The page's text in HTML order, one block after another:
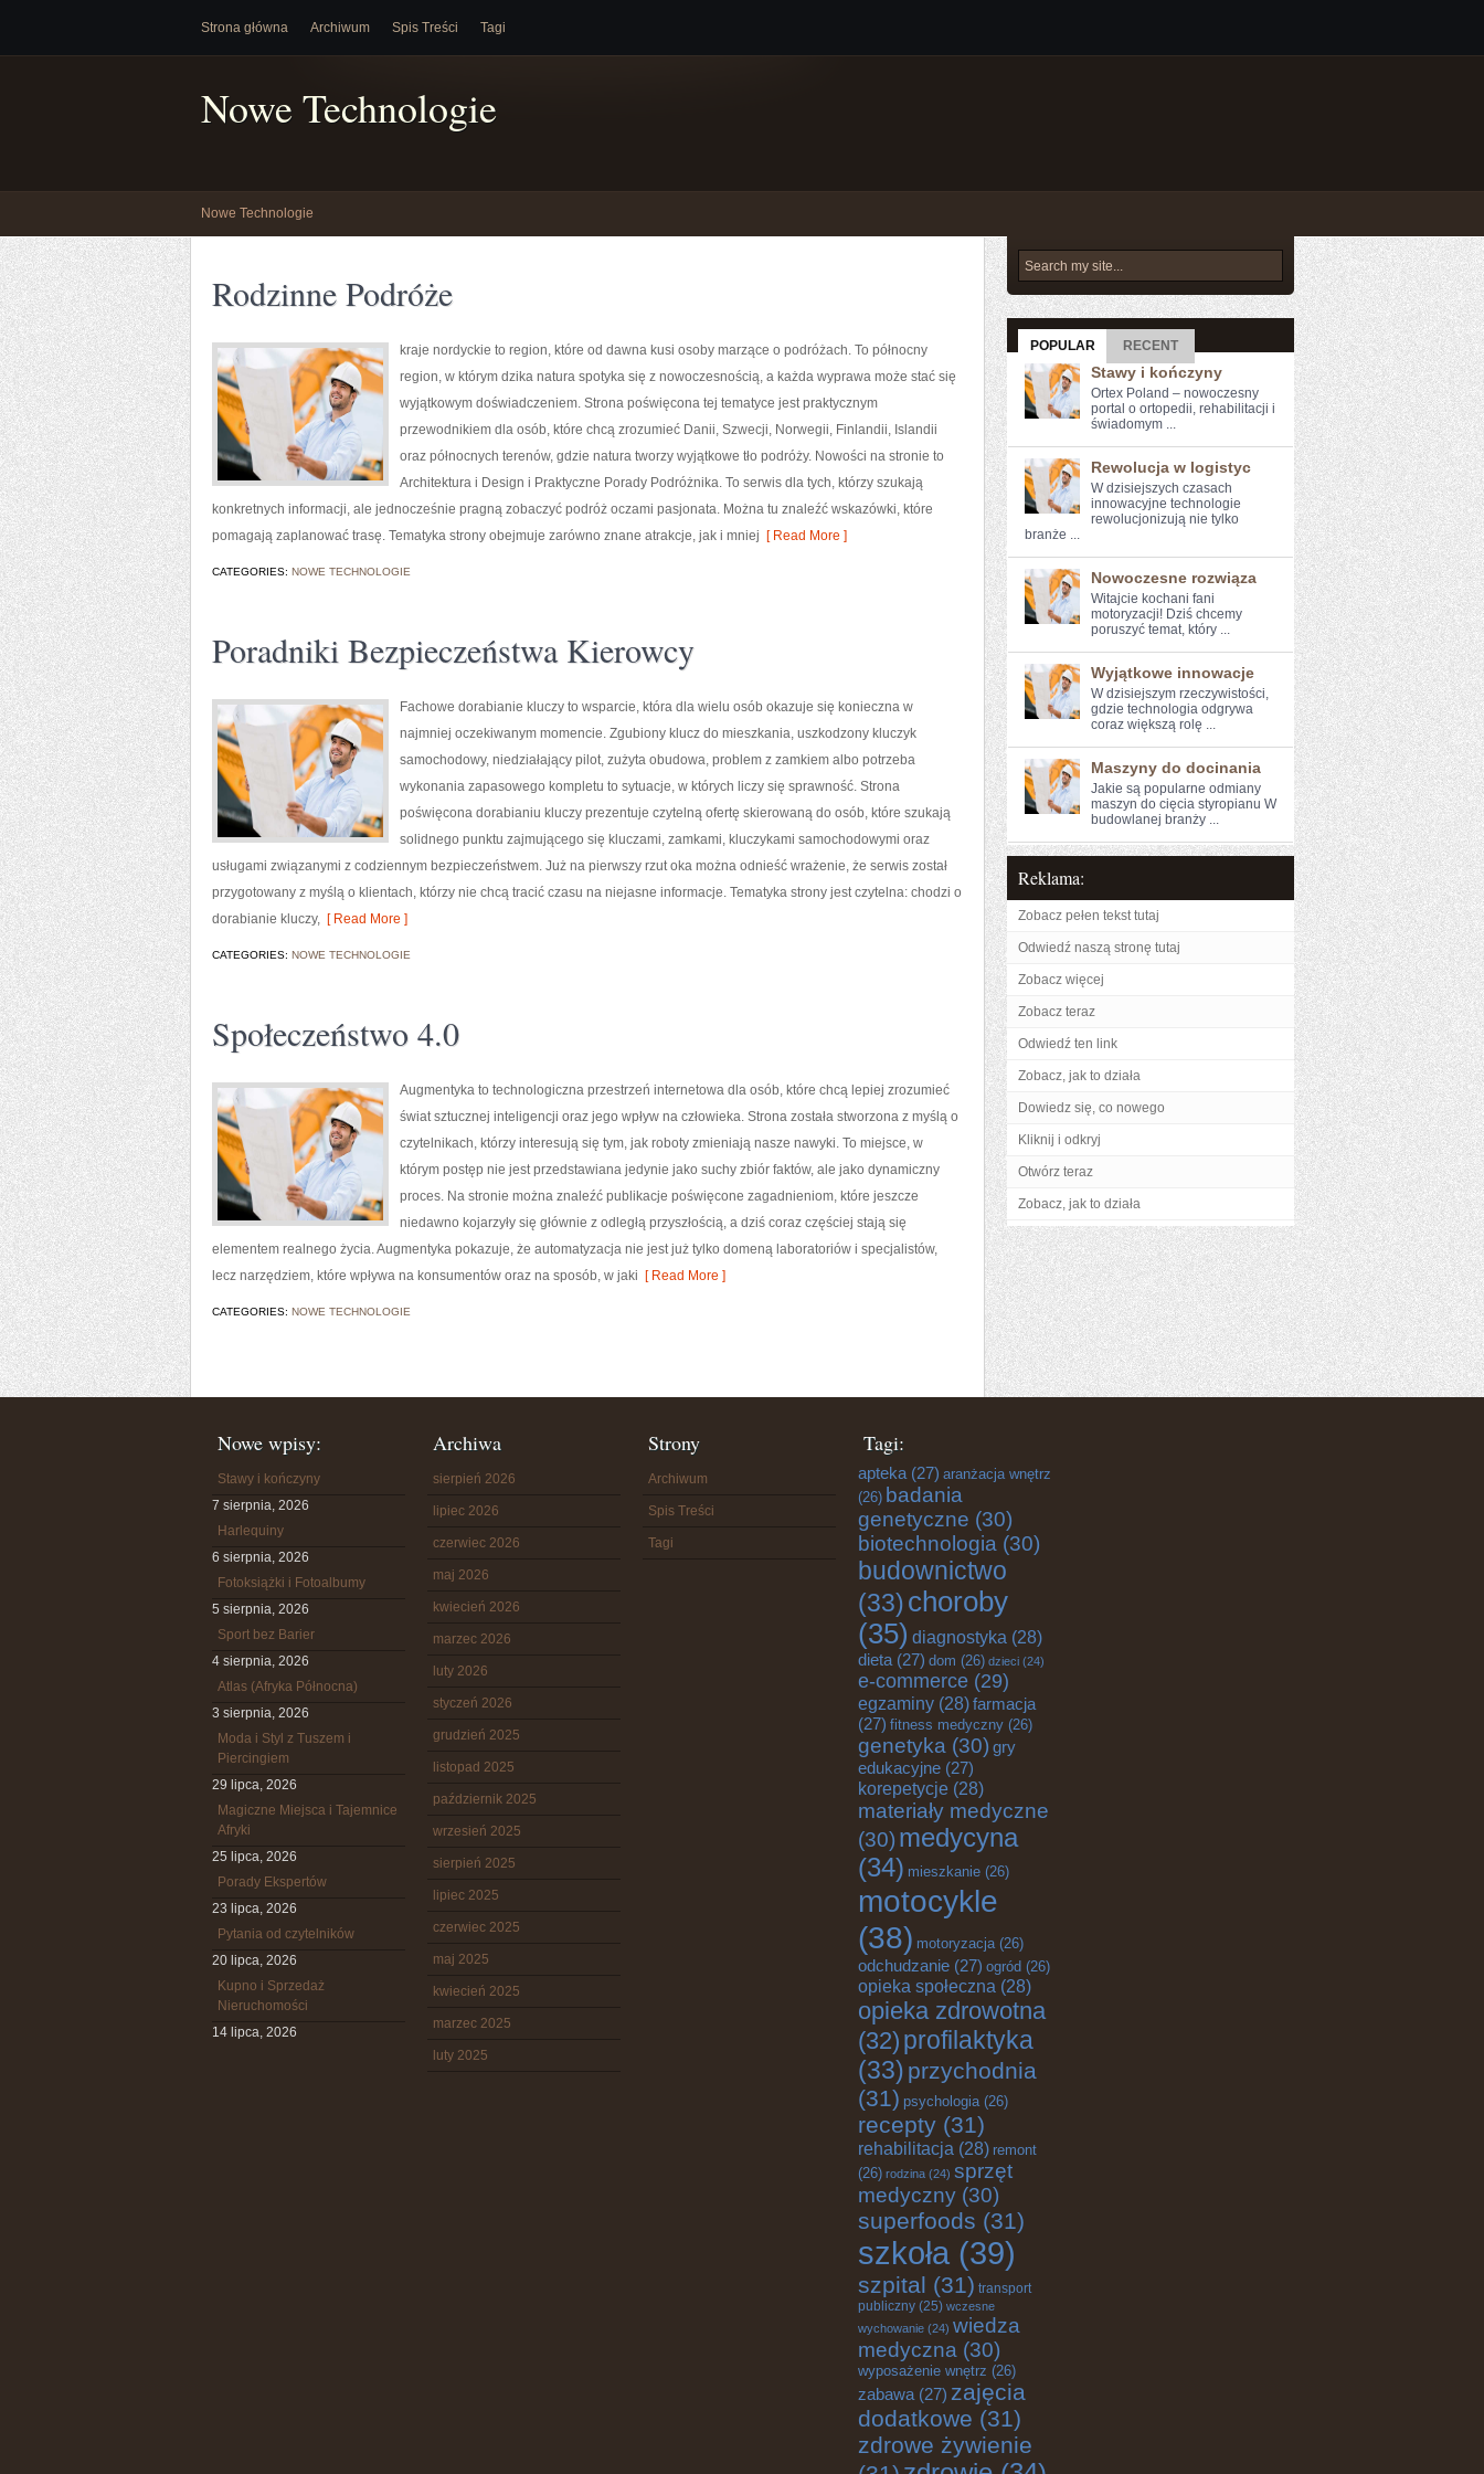
Strona główna Archiwum Spis Treści Tagi
Nowe Technologie
Nowe Technologie
Rodzinne Podróże
kraje nordyckie to region, które od dawna kusi osoby marzące o podróżach. To północny
region, w którym dzika natura spotyka się z nowoczesnością, a każda wyprawa może stać się
wyjątkowym doświadczeniem. Strona poświęcona tej tematyce jest praktycznym
przewodnikiem dla osób, które chcą zrozumieć Danii, Szwecji, Norwegii, Finlandii, Islandii
oraz północnych terenów, gdzie natura tworzy wyjątkowe tło podróży. Nowości na stronie to
Architektura i Design i Praktyczne Porady Podróżnika. To serwis dla tych, którzy szukają
konkretnych informacji, ale jednocześnie pragną zobaczyć podróż oczami pasjonata. Można tu znaleźć wskazówki, które
pomagają zaplanować trasę. Tematyka strony obejmuje zarówno znane atrakcje, jak i mniej [ Read More ]
CATEGORIES: NOWE TECHNOLOGIE
Poradniki Bezpieczeństwa Kierowcy
Fachowe dorabianie kluczy to wsparcie, która dla wielu osób okazuje się konieczna w
najmniej oczekiwanym momencie. Zgubiony klucz do mieszkania, uszkodzony kluczyk
samochodowy, niedziałający pilot, zużyta obudowa, problem z zamkiem albo potrzeba
wykonania zapasowego kompletu to sytuacje, w których liczy się sprawność. Strona
poświęcona dorabianiu kluczy prezentuje czytelną ofertę skierowaną do osób, które szukają
solidnego punktu zajmującego się kluczami, zamkami, kluczykami samochodowymi oraz
usługami związanymi z codziennym bezpieczeństwem. Już na pierwszy rzut oka można odnieść wrażenie, że serwis został
przygotowany z myślą o klientach, którzy nie chcą tracić czasu na niejasne informacje. Tematyka strony jest czytelna: chodzi o
dorabianie kluczy, [ Read More ]
CATEGORIES: NOWE TECHNOLOGIE
Społeczeństwo 4.0
Augmentyka to technologiczna przestrzeń internetowa dla osób, które chcą lepiej zrozumieć
świat sztucznej inteligencji oraz jego wpływ na człowieka. Strona została stworzona z myślą o
czytelnikach, którzy interesują się tym, jak roboty zmieniają nasze nawyki. To miejsce, w
którym postęp nie jest przedstawiana jedynie jako suchy zbiór faktów, ale jako dynamiczny
proces. Na stronie można znaleźć publikacje poświęcone zagadnieniom, które jeszcze
niedawno kojarzyły się głównie z odległą przyszłością, a dziś coraz częściej stają się
elementem realnego życia. Augmentyka pokazuje, że automatyzacja nie jest już tylko domeną laboratoriów i specjalistów,
lecz narzędziem, które wpływa na konsumentów oraz na sposób, w jaki [ Read More ]
CATEGORIES: NOWE TECHNOLOGIE
POPULAR RECENT
Stawy i kończyny
Ortex Poland – nowoczesny
portal o ortopedii, rehabilitacji i
świadomym ...
Rewolucja w logistyc
W dzisiejszych czasach
innowacyjne technologie⁢
rewolucjonizują ⁢nie tylko‍
branże‌ ...
Nowoczesne rozwiąza
Witajcie kochani fani ​
motoryzacji! ⁢Dziś chcemy
poruszyć temat, który ...
Wyjątkowe innowacje
W dzisiejszym rzeczywistości,⁤
gdzie⁣ technologia odgrywa
coraz większą rolę ...
Maszyny do docinania
Jakie są popularne odmiany
maszyn do cięcia styropianu W
budowlanej branży ...
Reklama:
Zobacz pełen tekst tutaj
Odwiedź naszą stronę tutaj
Zobacz więcej
Zobacz teraz
Odwiedź ten link
Zobacz, jak to działa
Dowiedz się, co nowego
Kliknij i odkryj
Otwórz teraz
Zobacz, jak to działa
Nowe wpisy:
Stawy i kończyny
7 sierpnia, 2026
Harlequiny
6 sierpnia, 2026
Fotoksiążki i Fotoalbumy
5 sierpnia, 2026
Sport bez Barier
4 sierpnia, 2026
Atlas (Afryka Północna)
3 sierpnia, 2026
Moda i Styl z Tuszem i
Piercingiem
29 lipca, 2026
Magiczne Miejsca i Tajemnice
Afryki
25 lipca, 2026
Porady Ekspertów
23 lipca, 2026
Pytania od czytelników
20 lipca, 2026
Kupno i Sprzedaż
Nieruchomości
14 lipca, 2026
Archiwa
sierpień 2026
lipiec 2026
czerwiec 2026
maj 2026
kwiecień 2026
marzec 2026
luty 2026
styczeń 2026
grudzień 2025
listopad 2025
październik 2025
wrzesień 2025
sierpień 2025
lipiec 2025
czerwiec 2025
maj 2025
kwiecień 2025
marzec 2025
luty 2025
Strony
Archiwum
Spis Treści
Tagi
Tagi:
apteka (27) aranżacja wnętrz
(26) badania
genetyczne (30)
biotechnologia (30)
budownictwo
(33)choroby
(35) diagnostyka (28)
dieta (27) dom (26) dzieci (24)
e-commerce (29)
egzaminy (28)farmacja
(27) fitness medyczny (26)
genetyka (30) gry
edukacyjne (27)
korepetycje (28)
materiały medyczne
(30) medycyna
(34) mieszkanie (26)
motocykle
(38) motoryzacja(26)
odchudzanie (27) ogród (26)
opieka społeczna (28)
opieka zdrowotna
(32) profilaktyka
(33) przychodnia
(31) psychologia(26)
recepty (31)
rehabilitacja (28) remont
(26) rodzina (24) sprzęt
medyczny (30)
superfoods (31)
szkoła (39)
szpital (31) transport
publiczny (25) wczesne
wychowanie (24) wiedza
medyczna (30)
wyposażenie wnętrz (26)
zabawa (27) zajęcia
dodatkowe (31)
zdrowe żywienie